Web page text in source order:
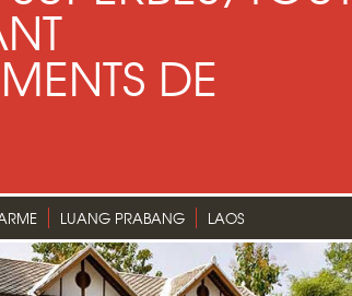
DE
LUANG PRABANG LAOS